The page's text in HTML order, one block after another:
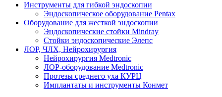
Инструменты для гибкой эндоскопии
Эндоскопическое оборудование Pentax
Оборудование для жесткой эндоскопии
Эндоскопические стойки Mindray
Стойки эндоскопические Элепс
ЛОР, ЧЛХ, Нейрохирургия
Нейрохирургия Medtronic
ЛОР-оборудование Medtronic
Протезы среднего уха КУРЦ
Имплантаты и инструменты Конмет